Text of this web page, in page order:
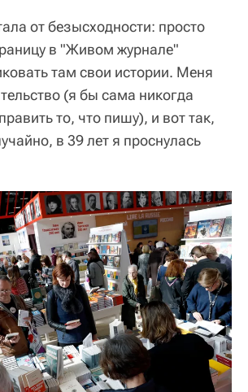
от безысходности: просто
в "Живом журнале"
там свои истории. Меня
(я бы сама никогда
то, что пишу), и вот так,
в 39 лет я проснулась